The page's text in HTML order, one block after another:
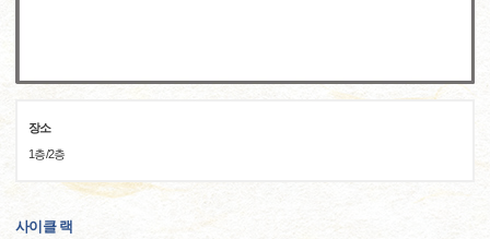
장소
1층/2층
사이클 랙